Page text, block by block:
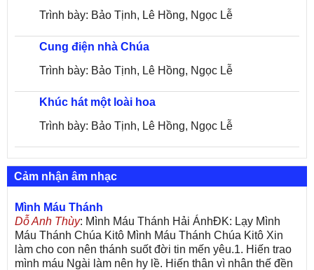
Trình bày: Bảo Tịnh, Lê Hồng, Ngọc Lễ
Cung điện nhà Chúa
Trình bày: Bảo Tịnh, Lê Hồng, Ngọc Lễ
Khúc hát một loài hoa
Trình bày: Bảo Tịnh, Lê Hồng, Ngọc Lễ
Cảm nhận âm nhạc
Mình Máu Thánh
Dỗ Anh Thùy: Mình Máu Thánh Hải ÁnhĐK: Lạy Mình
Máu Thánh Chúa Kitô Mình Máu Thánh Chúa Kitô Xin
làm cho con nên thánh suốt đời tin mến yêu.1. Hiến trao
mình máu Ngài làm nên hy lề. Hiến thân vì nhân thế đền